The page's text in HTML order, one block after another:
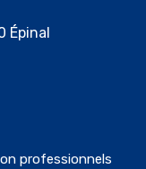
Épinal
professionnels